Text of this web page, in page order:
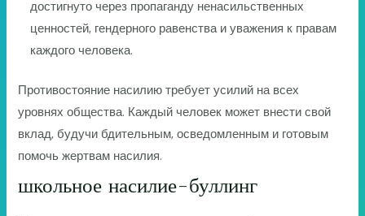
достигнуто через пропаганду ненасильственных
ценностей, гендерного равенства и уважения к правам
каждого человека.
Противостояние насилию требует усилий на всех
уровнях общества. Каждый человек может внести свой
вклад, будучи бдительным, осведомленным и готовым
помочь жертвам насилия.
школьное насилие-буллинг